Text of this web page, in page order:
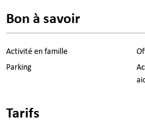
Bon à savoir
Activité en famille
Parking
Tarifs